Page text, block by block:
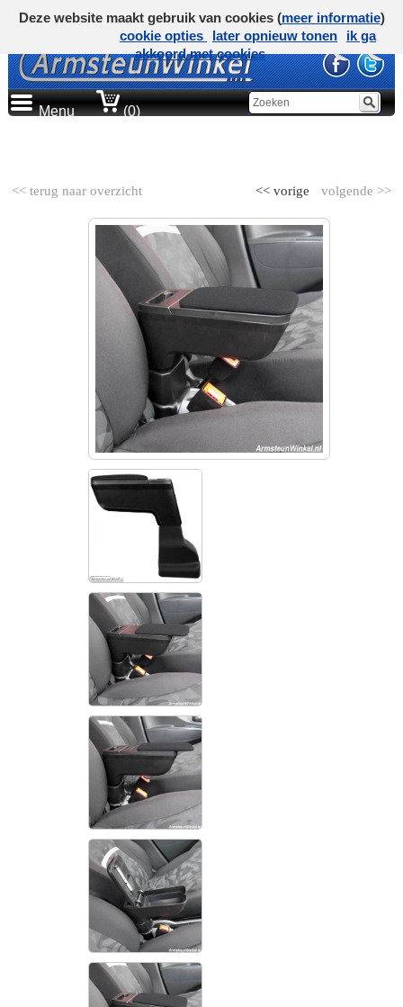
Menu (0)
<< terug naar overzicht volgende >>
<< vorige
Deze website maakt gebruik van cookies (meer informatie)
cookie opties
later opnieuw tonen
ik ga
akkoord met cookies